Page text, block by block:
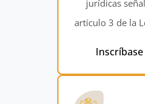
jurídicas
artículo 3 de la